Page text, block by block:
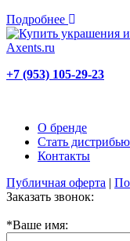
Подробнее
+7 (953) 105-29-23
О бренде
Стать
Контакты
Публичная оферта |
Заказать звонок:
*Ваше имя: